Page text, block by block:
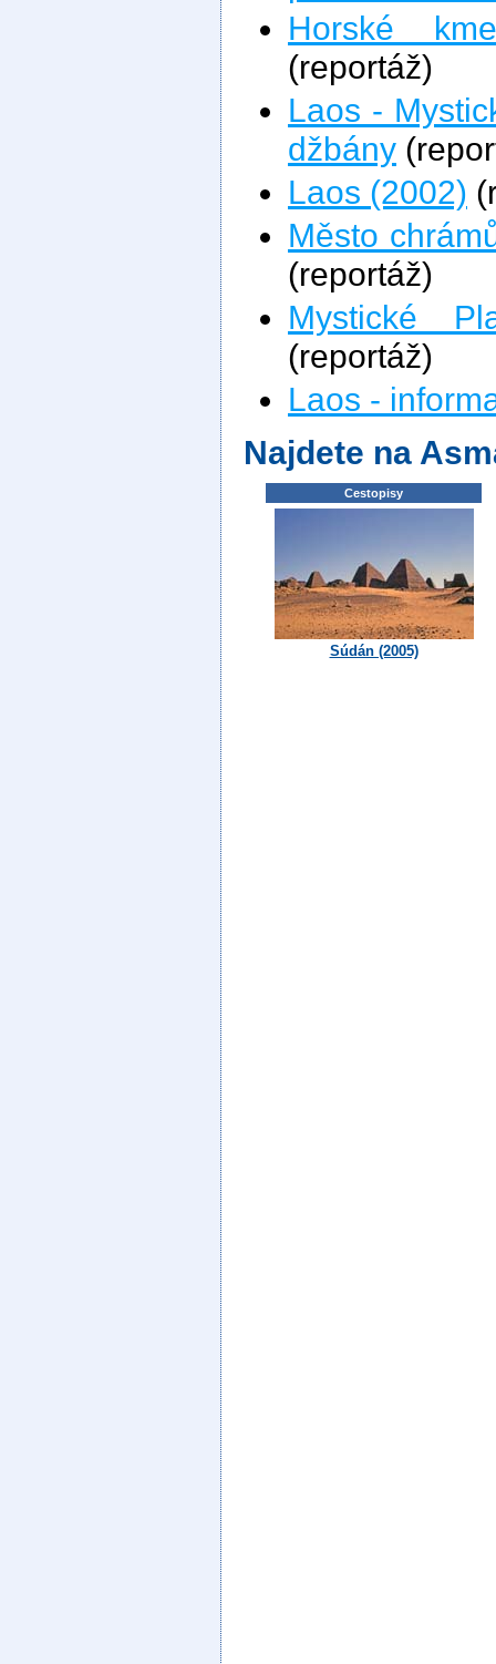
Horské
(reportáž)
Laos -
džbány
Laos (2002)
Město
(reportáž)
Mystické
(reportáž)
Laos -
Najdete na
Cestopisy
Súdán (2005)